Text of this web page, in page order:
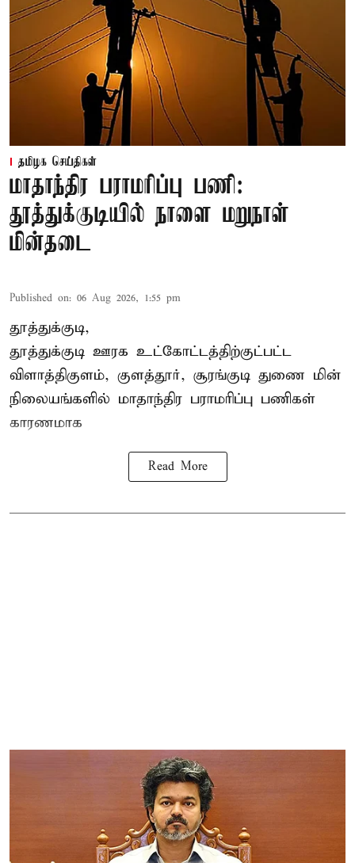
தமிழக செய்திகள்
மாதாந்திர பராமரிப்பு பணி:
தூத்துக்குடியில் நாளை மறுநாள்
மின்தடை
Published on: 06 Aug 2026, 1:55 pm
தூத்துக்குடி,
தூத்துக்குடி ஊரக உட்கோட்டத்திற்குட்பட்ட
விளாத்திகுளம், குளத்தூர், சூரங்குடி துணை மின்
நிலையங்களில் மாதாந்திர பராமரிப்பு பணிகள்
காரணமாக
Read More